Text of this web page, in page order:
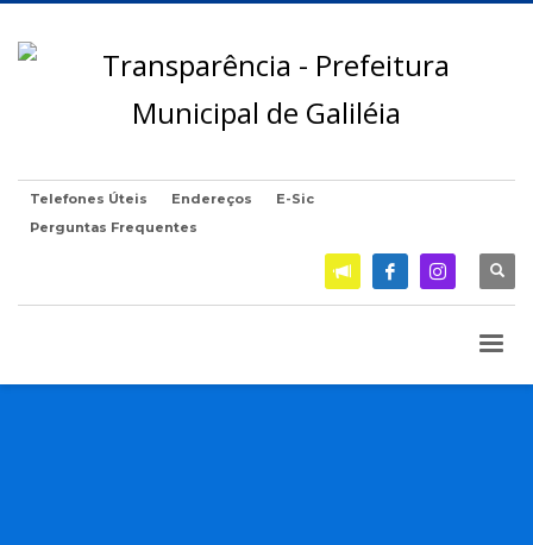
Telefones Úteis Endereços
E-Sic
Perguntas Frequentes